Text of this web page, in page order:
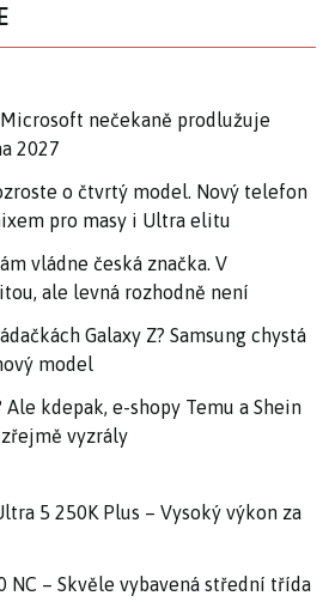
nečekaně prodlužuje
2027
o čtvrtý model. Nový telefon
pro masy i Ultra elitu
vládne česká značka. V
ale levná rozhodně není
Galaxy Z? Samsung chystá
model
Ale kdepak, e-shopy Temu a Shein
vyzrály
5 250K Plus – Vysoký výkon za
NC – Skvěle vybavená střední třída